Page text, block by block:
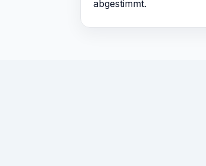
abgestimmt.